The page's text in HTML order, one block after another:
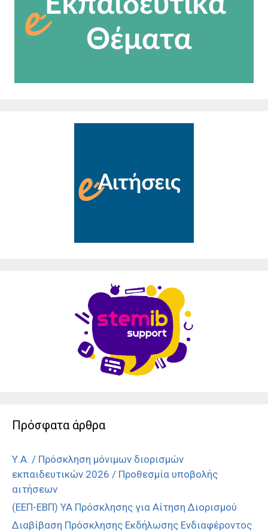
Πρόσφατα άρθρα
Υ.Α. / Πρόσκληση μόνιμων διορισμών
εκπαιδευτικών 2026 / Προθεσμία υποβολής
αιτήσεων
(ΕΕΠ-ΕΒΠ) ΥΑ Πρόσκλησης για Αίτηση Διορισμού
Διαβίβαση Πρόσκλησης Εκδήλωσης Ενδιαφέροντος